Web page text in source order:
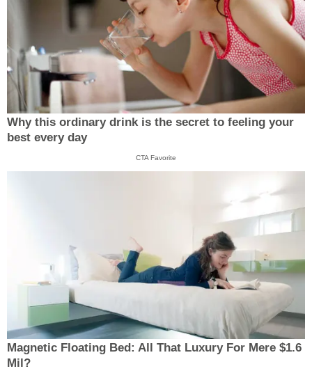
Why this ordinary drink is the secret to feeling your
best every day
CTA Favorite
Magnetic Floating Bed: All That Luxury For Mere $1.6
Mil?